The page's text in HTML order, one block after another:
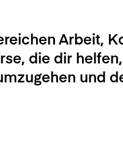
Arbeit,
die dir
und